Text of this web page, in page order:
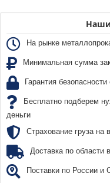
На рынке
Минимальная сумма
Гарантия
Бесплатно подберем
деньги
Страхование груза на
Доставка по области
Поставки по России и